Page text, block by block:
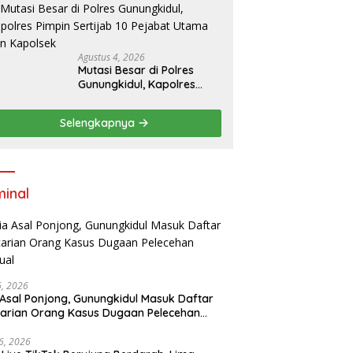
Gombang Tekankan
Pelayanan Prima kepada
Warga
Agustus 4, 2026
Mutasi Besar di Polres
Gunungkidul, Kapolres
Utama dan Kapolsek
Selengkapnya
2026
Ponjong, Gunungkidul Masuk Daftar
Orang Kasus Dugaan Pelecehan
2026